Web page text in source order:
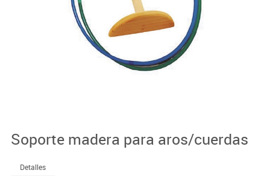
Soporte madera para aros/cuerdas
Detalles